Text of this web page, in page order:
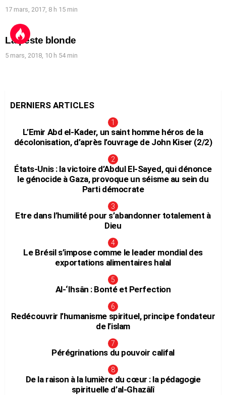
17 mars, 2017, 8 h 15 min
La peste blonde
5 mars, 2018, 10 h 54 min
DERNIERS ARTICLES
L’Emir Abd el-Kader, un saint homme héros de la
décolonisation, d’après l’ouvrage de John Kiser (2/2)
États-Unis : la victoire d’Abdul El-Sayed, qui dénonce
le génocide à Gaza, provoque un séisme au sein du
Parti démocrate
Etre dans l’humilité pour s’abandonner totalement à
Dieu
Le Brésil s’impose comme le leader mondial des
exportations alimentaires halal
Al-‘Ihsân : Bonté et Perfection
Redécouvrir l’humanisme spirituel, principe fondateur
de l’islam
Pérégrinations du pouvoir califal
De la raison à la lumière du cœur : la pédagogie
spirituelle d’al-Ghazâlî